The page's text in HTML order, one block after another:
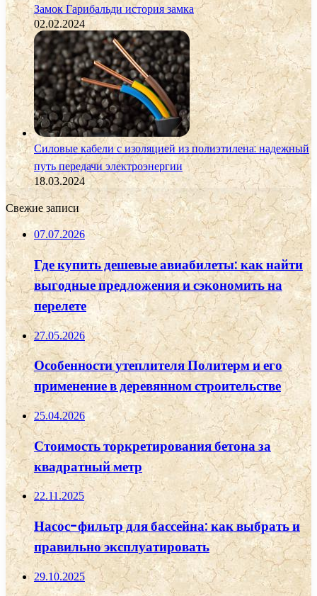
Замок Гарибальди история замка
02.02.2024
Силовые кабели с изоляцией из полиэтилена: надежный
путь передачи электроэнергии
18.03.2024
Свежие записи
07.07.2026
Где купить дешевые авиабилеты: как найти
выгодные предложения и сэкономить на
перелете
27.05.2026
Особенности утеплителя Политерм и его
применение в деревянном строительстве
25.04.2026
Стоимость торкретирования бетона за
квадратный метр
22.11.2025
Насос-фильтр для бассейна: как выбрать и
правильно эксплуатировать
29.10.2025